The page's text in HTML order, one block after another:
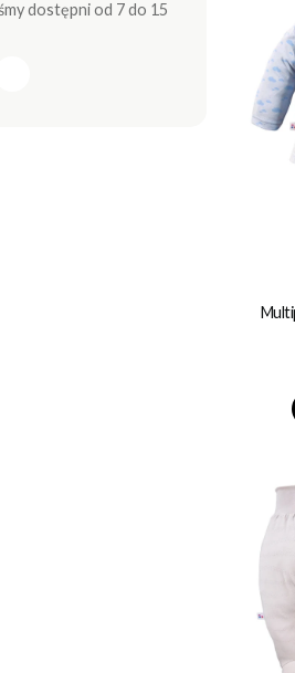
dostępni od 7 do 15